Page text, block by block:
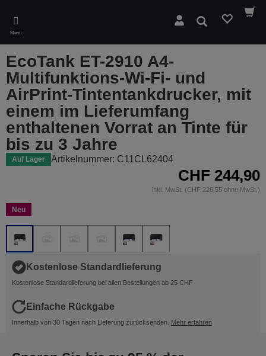
main
content
Menü
Suchen
EcoTank ET-2910 A4-
Multifunktions-Wi-Fi- und
AirPrint-Tintentankdrucker, mit
einem im Lieferumfang
enthaltenen Vorrat an Tinte für
bis zu 3 Jahre
Auf Lager Artikelnummer: C11CL62404
CHF 244,90
inkl. MwSt. (CHF 226,55 ohne MwSt.)
Neu
Kostenlose Standardlieferung
Kostenlose Standardlieferung bei allen Bestellungen ab 25 CHF
Einfache Rückgabe
Innerhalb von 30 Tagen nach Lieferung zurücksenden. Mehr erfahren